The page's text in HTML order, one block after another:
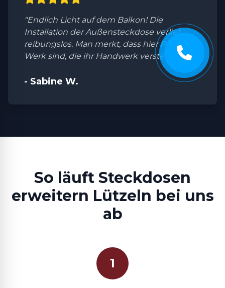
"Endlich Licht auf dem Balkon! Die
Installation der Außensteckdose verlief
reibungslos. Man merkt, dass hier Profis am
Werk sind, die ihr Handwerk verstehen."
- Sabine W.
So läuft Steckdosen
erweitern Lützeln bei uns
ab
1